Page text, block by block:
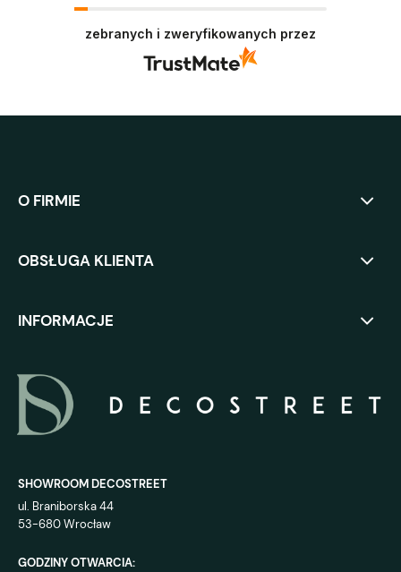
zebranych i zweryfikowanych przez
O FIRMIE
OBSŁUGA KLIENTA
INFORMACJE
SHOWROOM DECOSTREET
ul. Braniborska 44
53-680 Wrocław
GODZINY OTWARCIA: